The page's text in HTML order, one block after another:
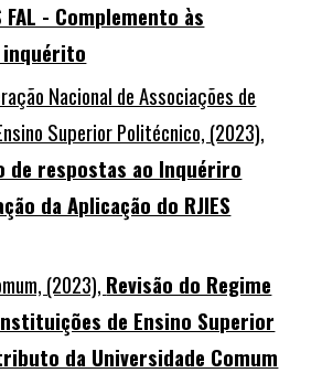
FAL - Complemento às
Nacional de Associações de
Superior Politécnico, (2023),
de respostas ao Inquériro
da Aplicação do RJIES
(2023), Revisão do Regime
de Ensino Superior
da Universidade Comum